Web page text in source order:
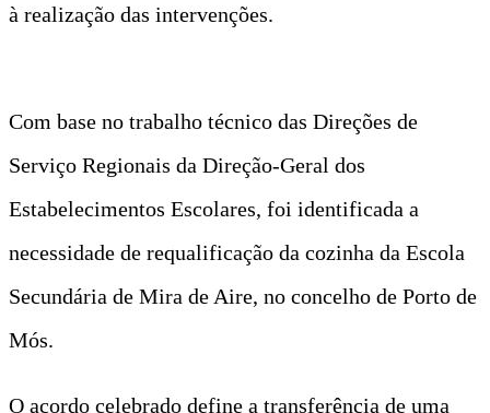
à realização das intervenções.
Com base no trabalho técnico das Direções de
Serviço Regionais da Direção-Geral dos
Estabelecimentos Escolares, foi identificada a
necessidade de requalificação da cozinha da Escola
Secundária de Mira de Aire, no concelho de Porto de
Mós.
O acordo celebrado define a transferência de uma